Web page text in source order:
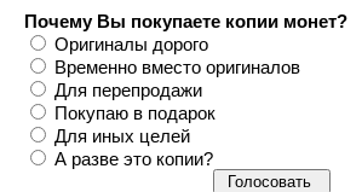
Почему Вы покупаете копии монет?
Оригиналы дорого
Временно вместо оригиналов
Для перепродажи
Покупаю в подарок
Для иных целей
А разве это копии?